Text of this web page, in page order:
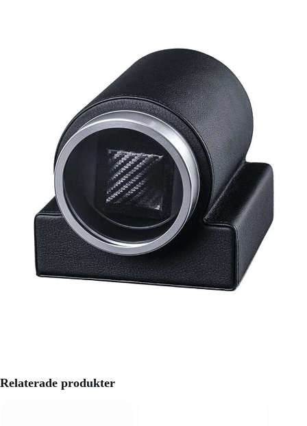
Relaterade produkter